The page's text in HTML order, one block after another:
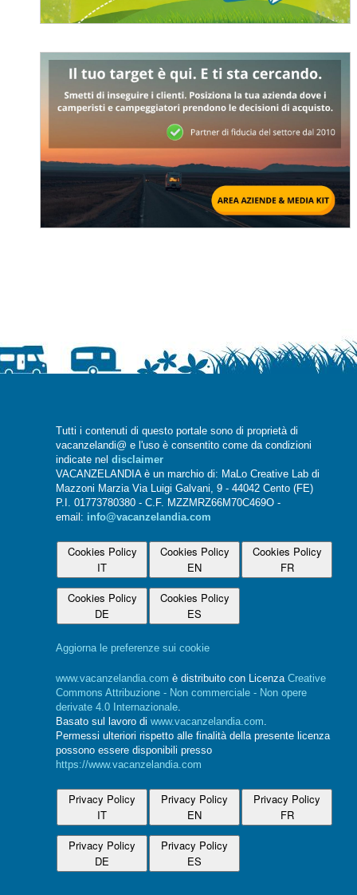
Tutti i contenuti di questo portale sono di proprietà di
vacanzelandi@ e l'uso è consentito come da condizioni
indicate nel disclaimer
VACANZELANDIA è un marchio di: MaLo Creative Lab di
Mazzoni Marzia Via Luigi Galvani, 9 - 44042 Cento (FE)
P.I. 01773780380 - C.F. MZZMRZ66M70C469O -
email: info@vacanzelandia.com
Cookies Policy
IT
Cookies Policy
EN
Cookies Policy
FR
Cookies Policy
DE
Cookies Policy
ES
Aggiorna le preferenze sui cookie
www.vacanzelandia.com è distribuito con Licenza Creative
Commons Attribuzione - Non commerciale - Non opere
derivate 4.0 Internazionale
Basato sul lavoro di www.vacanzelandia.com
Permessi ulteriori rispetto alle finalità della presente licenza
possono essere disponibili presso
https://www.vacanzelandia.com
Privacy Policy
IT
Privacy Policy
EN
Privacy Policy
FR
Privacy Policy
DE
Privacy Policy
ES